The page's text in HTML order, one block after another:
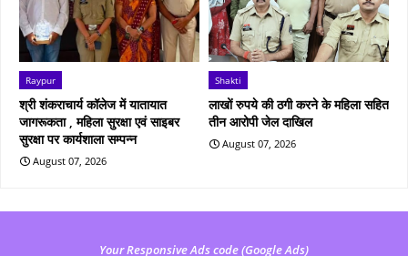
Raypur
श्री शंकराचार्य कॉलेज में यातायात
जागरूकता , महिला सुरक्षा एवं साइबर
सुरक्षा पर कार्यशाला सम्पन्न
August 07, 2026
Shakti
लाखों रुपये की ठगी करने के महिला सहित
तीन आरोपी जेल दाखिल
August 07, 2026
Your Responsive Ads code (Google Ads)